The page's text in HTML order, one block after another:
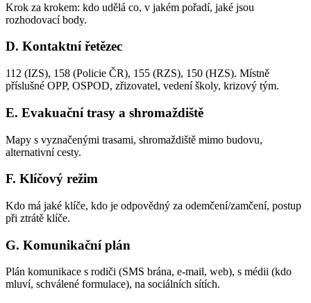
Krok za krokem: kdo udělá co, v jakém pořadí, jaké jsou
rozhodovací body.
D. Kontaktní řetězec
112 (IZS), 158 (Policie ČR), 155 (RZS), 150 (HZS). Místně
příslušné OPP, OSPOD, zřizovatel, vedení školy, krizový tým.
E. Evakuační trasy a shromaždiště
Mapy s vyznačenými trasami, shromaždiště mimo budovu,
alternativní cesty.
F. Klíčový režim
Kdo má jaké klíče, kdo je odpovědný za odemčení/zamčení, postup
při ztrátě klíče.
G. Komunikační plán
Plán komunikace s rodiči (SMS brána, e-mail, web), s médii (kdo
mluví, schválené formulace), na sociálních sítích.